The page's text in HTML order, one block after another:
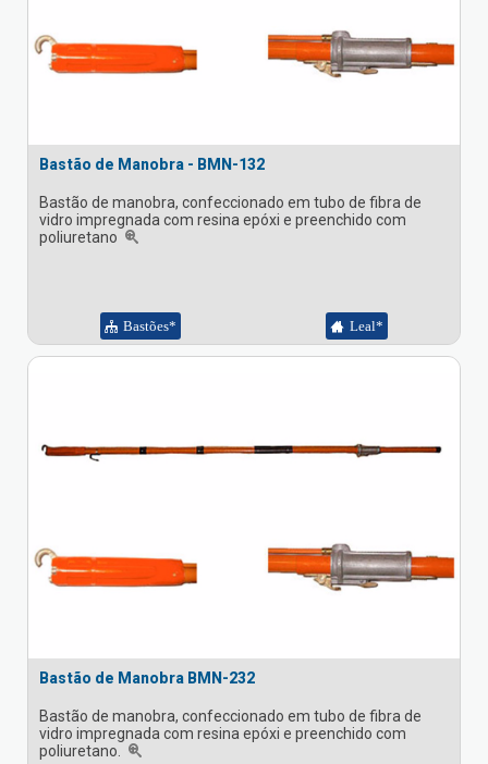
Bastão de Manobra - BMN-132
Bastão de manobra, confeccionado em tubo de fibra de
vidro impregnada com resina epóxi e preenchido com
poliuretano
Bastões* Leal*
Bastão de Manobra BMN-232
Bastão de manobra, confeccionado em tubo de fibra de
vidro impregnada com resina epóxi e preenchido com
poliuretano.